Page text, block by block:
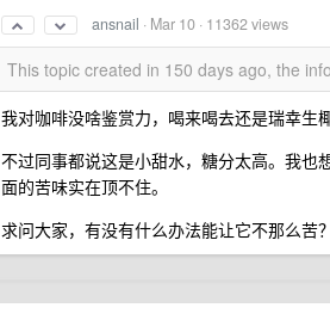
ansnail · Mar 10 · 11362 views
This topic created in 150 days ago, the
我对咖啡没啥鉴赏力，喝来喝去还是瑞幸生
不过同事都说这是小甜水，糖分太高。我也
面的苦味实在顶不住。
求问大家，有没有什么办法能让它不那么苦？